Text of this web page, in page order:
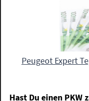
Peugeot Expert
Hast Du einen PKW